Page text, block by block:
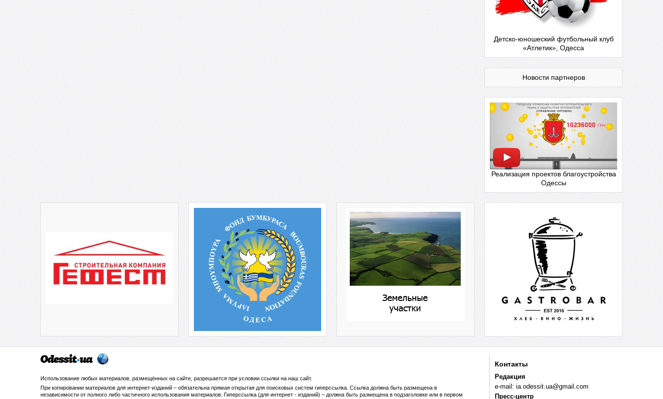
Детско-юношеский футбольный клуб
«Атлетик», Одесса
Новости партнеров
Реализация проектов благоустройства
Одессы
Использование любых материалов, размещённых на сайте, разрешается при условии ссылки на наш сайт.
При копировании материалов для интернет-изданий – обязательна прямая открытая для поисковых систем гиперссылка. Ссылка должна быть размещена в
независимости от полного либо частичного использования материалов. Гиперссылка (для интернет - изданий) – должна быть размещена в подзаголовке или в первом
Контакты
Редакция
e-mail: ia.odessit.ua@gmail.com
Пресс-центр